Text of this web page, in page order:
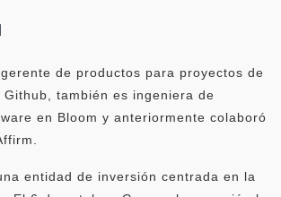
de productos para proyectos de
también es ingeniera de
en Bloom y anteriormente colaboró
entidad de inversión centrada en la